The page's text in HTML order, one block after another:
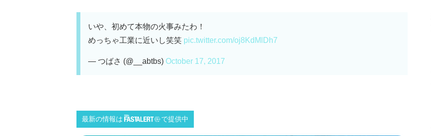
いや、初めて本物の火事みたわ！
めっちゃ工業に近いし笑笑 pic.twitter.com/oj8KdMlDh7
— つばさ (@__abtbs) October 17, 2017
最新の情報は で提供中